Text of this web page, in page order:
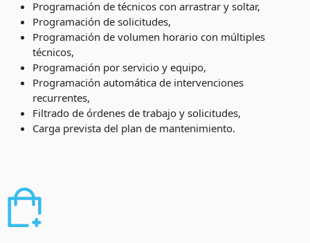
Programación de técnicos con arrastrar y soltar,
Programación de solicitudes,
Programación de volumen horario con múltiples
técnicos,
Programación por servicio y equipo,
Programación automática de intervenciones
recurrentes,
Filtrado de órdenes de trabajo y solicitudes,
Carga prevista del plan de mantenimiento.